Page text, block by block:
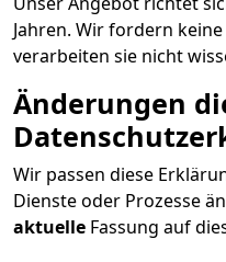
Jahren. Wir fordern
verarbeiten sie nicht
Änderungen
Wir passen diese
Dienste oder Prozesse
aktuelle Fassung auf